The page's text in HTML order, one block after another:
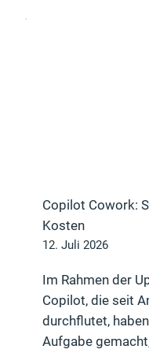
Copilot Cowork:
Kosten
12. Juli 2026
Im Rahmen der
Copilot, die seit
durchflutet,
Aufgabe